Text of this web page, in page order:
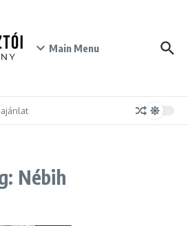
Main Menu
Nébih